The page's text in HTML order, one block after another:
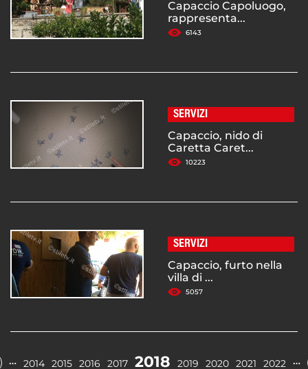
Capaccio Capoluogo,
rappresenta...
6143
SERVIZI
Capaccio, nido di
Caretta Caret...
10223
SERVIZI
Capaccio, furto nella
villa di ...
5057
… 2014 2015 2016 2017 2018 2019 2020 2021 2022 …